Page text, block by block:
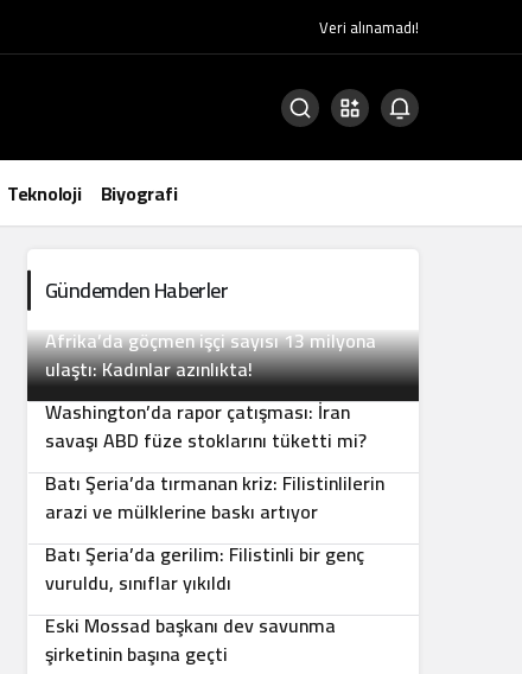
Veri alınamadı!
Teknoloji Biyografi
Gündemden Haberler
Afrika’da göçmen işçi sayısı 13 milyona
ulaştı: Kadınlar azınlıkta!
2
Washington’da rapor çatışması: İran
savaşı ABD füze stoklarını tüketti mi?
3
Batı Şeria’da tırmanan kriz: Filistinlilerin
arazi ve mülklerine baskı artıyor
4
Batı Şeria’da gerilim: Filistinli bir genç
vuruldu, sınıflar yıkıldı
5
Eski Mossad başkanı dev savunma
şirketinin başına geçti
6